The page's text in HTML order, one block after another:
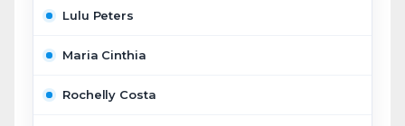
Lulu Peters
Maria Cinthia
Rochelly Costa